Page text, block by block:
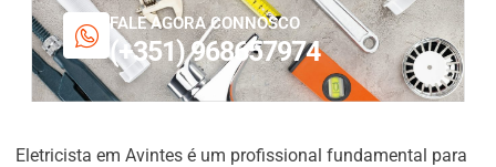
FALE AGORA CONNOSCO
(+351) 968657974
Eletricista em Avintes é um profissional fundamental para